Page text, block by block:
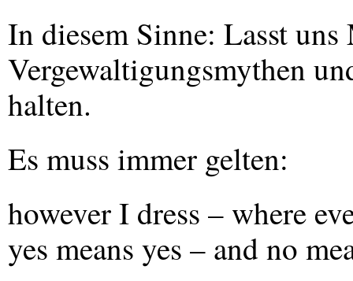
In diesem Sinne: Lasst
Vergewaltigungsmythen
halten.
Es muss immer gelten:
however I dress – where
yes means yes – and no